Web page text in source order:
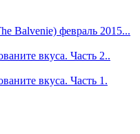
Balvenie) февраль 2015...
вкуса. Часть 2..
вкуса. Часть 1.